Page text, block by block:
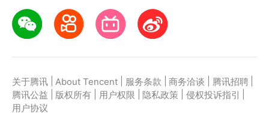
关于腾讯 About Tencent 服务条款 商务洽谈 腾讯招聘
腾讯公益
版权所有 用户权限 隐私政策 侵权投诉指引
用户协议